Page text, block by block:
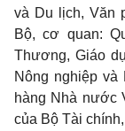
và Du lịch, Văn
Bộ, cơ quan:
Thương, Giáo
Nông nghiệp và
hàng Nhà nước
của Bộ Tài